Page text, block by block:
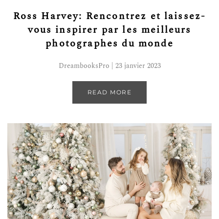
Ross Harvey: Rencontrez et laissez-
vous inspirer par les meilleurs
photographes du monde
DreambooksPro | 23 janvier 2023
READ MORE